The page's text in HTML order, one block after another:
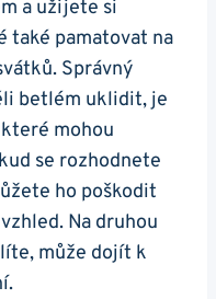
a užijete si
také pamatovat na
Správný
betlém uklidit, je
mohou
se rozhodnete
ho poškodit
Na druhou
může dojít k